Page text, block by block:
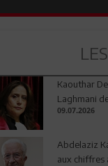
Kaouthar
Laghmani
09.07.2026
Abdelaziz
aux chiffres